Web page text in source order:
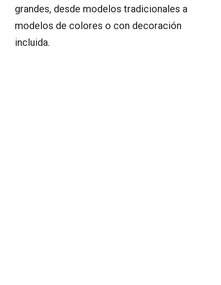
grandes, desde modelos tradicionales a
modelos de colores o con decoración
incluida.